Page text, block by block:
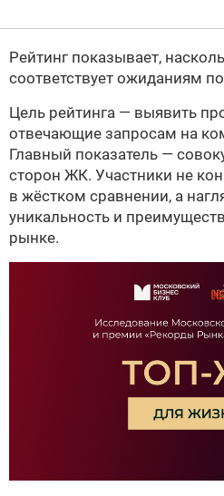
Рейтинг показывает,
соответствует ожиданиям
Цель рейтинга — выявить
отвечающие запросам на
Главный показатель —
сторон ЖК. Участники не
в жёстком сравнении, а
уникальность и
рынке.